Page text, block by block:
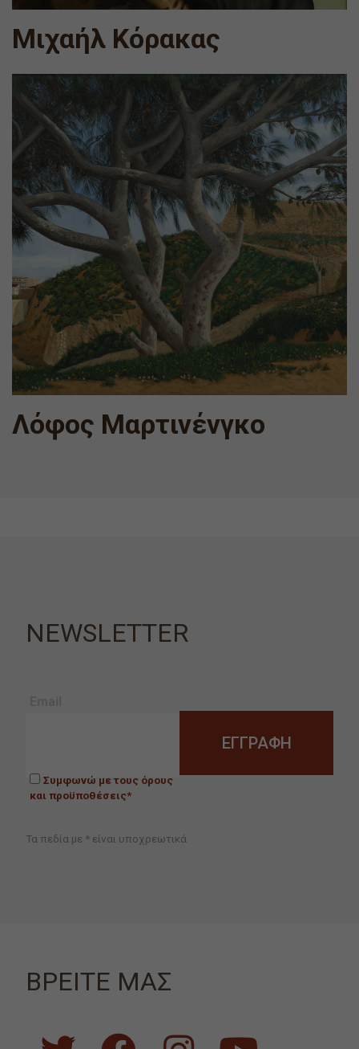
Μιχαήλ Κόρακας
Λόφος Μαρτινένγκο
NEWSLETTER
Συμφωνώ με τους όρους
και προϋποθέσεις*
Τα πεδία με * είναι υποχρεωτικά
ΒΡΕΙΤΕ ΜΑΣ